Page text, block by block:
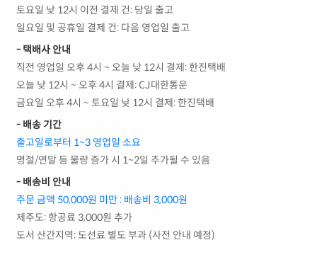
토요일 낮 12시 이전 결제 건: 당일 출고
일요일 및 공휴일 결제 건: 다음 영업일 출고
- 택배사 안내
직전 영업일 오후 4시 ~ 오늘 낮 12시 결제: 한진택배
오늘 낮 12시 ~ 오후 4시 결제: CJ대한통운
금요일 오후 4시 ~ 토요일 낮 12시 결제: 한진택배
- 배송 기간
출고일로부터 1~3 영업일 소요
명절/연말 등 물량 증가 시 1~2일 추가될 수 있음
- 배송비 안내
주문 금액 50,000원 미만 : 배송비 3,000원
제주도: 항공료 3,000원 추가
도서 산간지역: 도선료 별도 부과 (사전 안내 예정)